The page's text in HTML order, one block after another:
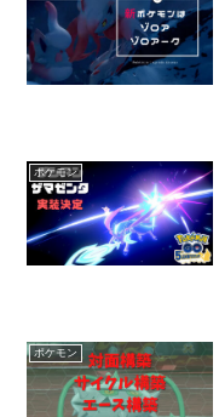
ポケモン
ポケモン